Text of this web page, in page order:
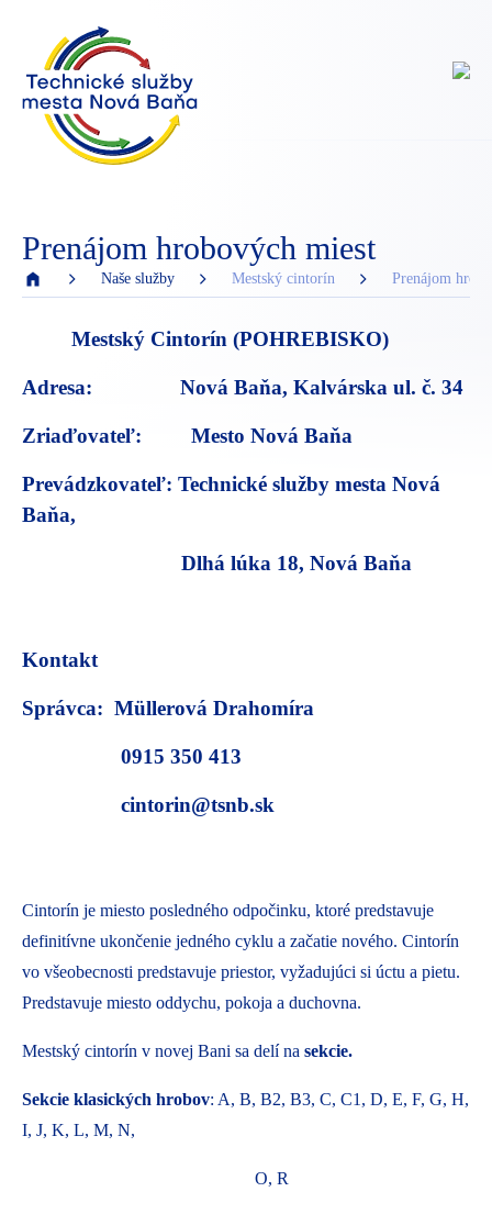
Prenájom hrobových miest
Naše služby Mestský cintorín Prenájom
Mestský Cintorín (POHREBISKO)
Adresa: Nová Baňa, Kalvárska ul. č. 34
Zriaďovateľ: Mesto Nová Baňa
Prevádzkovateľ: Technické služby mesta Nová
Baňa,
Dlhá lúka 18, Nová Baňa
Kontakt
Správca: Müllerová Drahomíra
0915 350 413
cintorin@tsnb.sk
Cintorín je miesto posledného odpočinku, ktoré predstavuje
definitívne ukončenie jedného cyklu a začatie nového. Cintorín
vo všeobecnosti predstavuje priestor, vyžadujúci si úctu a pietu.
Predstavuje miesto oddychu, pokoja a duchovna.
Mestský cintorín v novej Bani sa delí na sekcie.
Sekcie klasických hrobov: A, B, B2, B3, C, C1, D, E, F, G, H,
I, J, K, L, M, N,
O, R